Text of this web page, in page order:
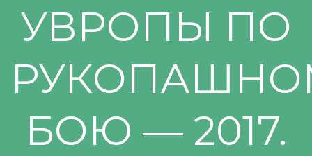
УВРОПЫ ПО
БОЮ — 2017.